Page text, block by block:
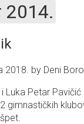
2014.
2018. by Deni
Luka Petar
gimnastičkih